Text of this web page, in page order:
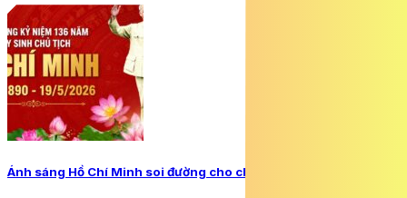
Ánh sáng Hồ Chí Minh soi đường cho chúng ta đi